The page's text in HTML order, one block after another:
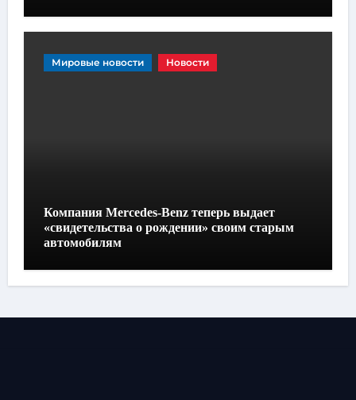
Мировые новости Новости
Компания Mercedes-Benz теперь выдает
«свидетельства о рождении» своим старым
автомобилям